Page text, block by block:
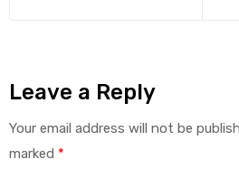
Leave a Reply
Your email address will not be
marked *